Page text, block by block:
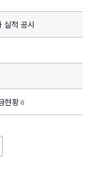
실적 공시
현황📎